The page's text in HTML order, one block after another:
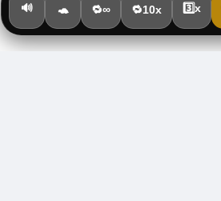
🔊 🐢 🔁∞ 🔁10x 3️⃣x